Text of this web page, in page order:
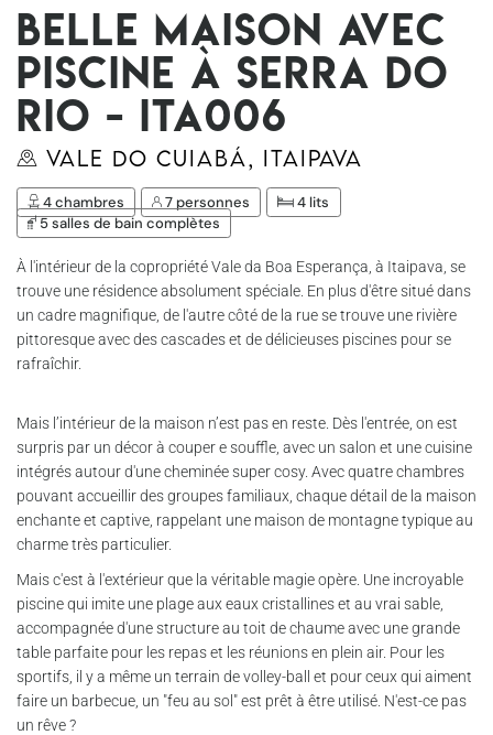
Belle maison avec
piscine à Serra do
Rio - Ita006
Vale do Cuiabá, Itaipava
4 chambres 7 personnes
4 lits
5 salles de bain complètes
À l'intérieur de la copropriété Vale da Boa Esperança, à Itaipava, se
trouve une résidence absolument spéciale. En plus d'être situé dans
un cadre magnifique, de l'autre côté de la rue se trouve une rivière
pittoresque avec des cascades et de délicieuses piscines pour se
rafraîchir.
Mais l’intérieur de la maison n’est pas en reste. Dès l'entrée, on est
surpris par un décor à couper e souffle, avec un salon et une cuisine
intégrés autour d'une cheminée super cosy. Avec quatre chambres
pouvant accueillir des groupes familiaux, chaque détail de la maison
enchante et captive, rappelant une maison de montagne typique au
charme très particulier.
Mais c'est à l'extérieur que la véritable magie opère. Une incroyable
piscine qui imite une plage aux eaux cristallines et au vrai sable,
accompagnée d'une structure au toit de chaume avec une grande
table parfaite pour les repas et les réunions en plein air. Pour les
sportifs, il y a même un terrain de volley-ball et pour ceux qui aiment
faire un barbecue, un "feu au sol" est prêt à être utilisé. N'est-ce pas
un rêve ?